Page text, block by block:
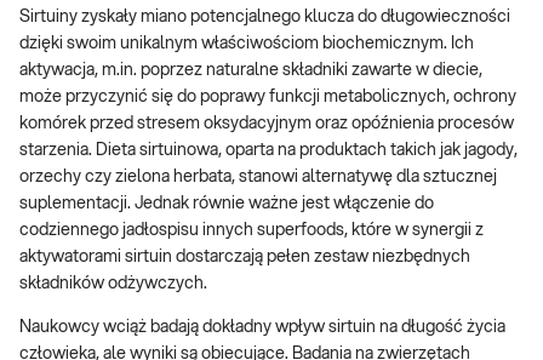
Sirtuiny zyskały miano potencjalnego klucza do długowieczności
dzięki swoim unikalnym właściwościom biochemicznym. Ich
aktywacja, m.in. poprzez naturalne składniki zawarte w diecie,
może przyczynić się do poprawy funkcji metabolicznych, ochrony
komórek przed stresem oksydacyjnym oraz opóźnienia procesów
starzenia. Dieta sirtuinowa, oparta na produktach takich jak jagody,
orzechy czy zielona herbata, stanowi alternatywę dla sztucznej
suplementacji. Jednak równie ważne jest włączenie do
codziennego jadłospisu innych superfoods, które w synergii z
aktywatorami sirtuin dostarczają pełen zestaw niezbędnych
składników odżywczych.
Naukowcy wciąż badają dokładny wpływ sirtuin na długość życia
człowieka, ale wyniki są obiecujące. Badania na zwierzętach